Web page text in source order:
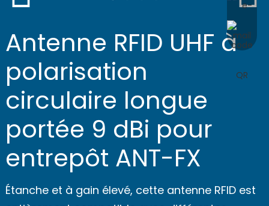
Antenne RFID UHF à
polarisation
circulaire longue
portée 9 dBi pour
entrepôt ANT-FX
Étanche et à gain élevé, cette antenne RFID est